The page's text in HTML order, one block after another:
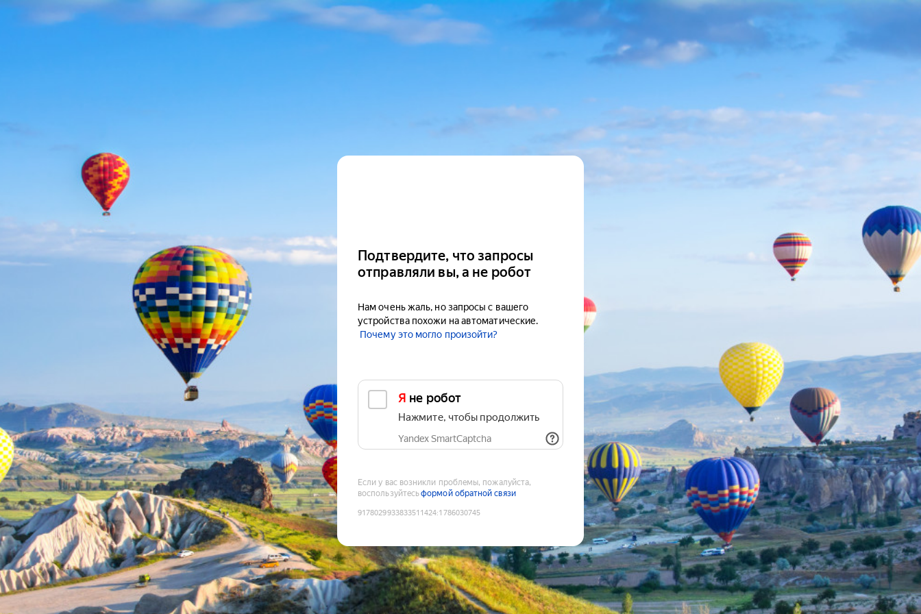
Подтвердите, что запросы
отправляли вы, а не робот
Нам очень жаль, но запросы с вашего
устройства похожи на автоматические.
Почему это могло произойти?
Я не робот
Нажмите, чтобы продолжить
Yandex SmartCaptcha
Если у вас возникли проблемы, пожалуйста,
воспользуйтесьформой обратной связи
9178029933833511424:1786030745